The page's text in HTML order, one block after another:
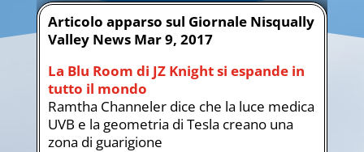
Articolo apparso sul Giornale Nisqually
Valley News Mar 9, 2017
La Blu Room di JZ Knight si espande in
tutto il mondo
Ramtha Channeler dice che la luce medica
UVB e la geometria di Tesla creano una
zona di guarigione